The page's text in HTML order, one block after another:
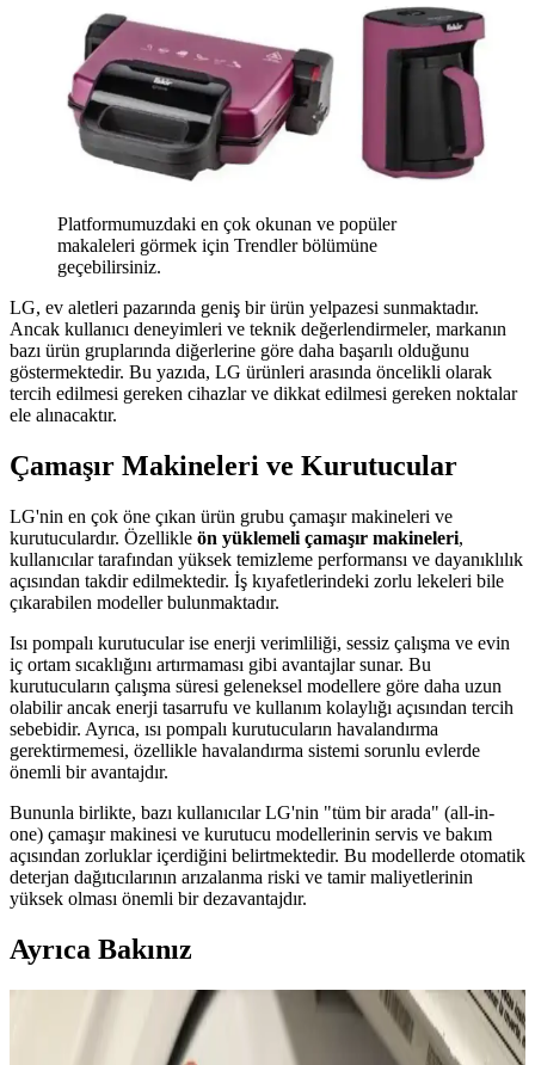
Platformumuzdaki en çok okunan ve popüler
makaleleri görmek için Trendler bölümüne
geçebilirsiniz.
LG, ev aletleri pazarında geniş bir ürün yelpazesi sunmaktadır.
Ancak kullanıcı deneyimleri ve teknik değerlendirmeler, markanın
bazı ürün gruplarında diğerlerine göre daha başarılı olduğunu
göstermektedir. Bu yazıda, LG ürünleri arasında öncelikli olarak
tercih edilmesi gereken cihazlar ve dikkat edilmesi gereken noktalar
ele alınacaktır.
Çamaşır Makineleri ve Kurutucular
LG'nin en çok öne çıkan ürün grubu çamaşır makineleri ve
kurutuculardır. Özellikle ön yüklemeli çamaşır makineleri,
kullanıcılar tarafından yüksek temizleme performansı ve dayanıklılık
açısından takdir edilmektedir. İş kıyafetlerindeki zorlu lekeleri bile
çıkarabilen modeller bulunmaktadır.
Isı pompalı kurutucular ise enerji verimliliği, sessiz çalışma ve evin
iç ortam sıcaklığını artırmaması gibi avantajlar sunar. Bu
kurutucuların çalışma süresi geleneksel modellere göre daha uzun
olabilir ancak enerji tasarrufu ve kullanım kolaylığı açısından tercih
sebebidir. Ayrıca, ısı pompalı kurutucuların havalandırma
gerektirmemesi, özellikle havalandırma sistemi sorunlu evlerde
önemli bir avantajdır.
Bununla birlikte, bazı kullanıcılar LG'nin "tüm bir arada" (all-in-
one) çamaşır makinesi ve kurutucu modellerinin servis ve bakım
açısından zorluklar içerdiğini belirtmektedir. Bu modellerde otomatik
deterjan dağıtıcılarının arızalanma riski ve tamir maliyetlerinin
yüksek olması önemli bir dezavantajdır.
Ayrıca Bakınız
Otomatik Algılamalı Çamaşır Makinelerinde Su
Seviyesi ve Temizlik Performansı Değerlendirmesi